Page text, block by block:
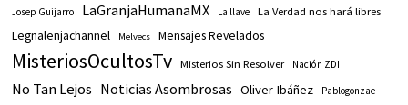
Josep Guijarro LaGranjaHumanaMX La llave La Verdad nos hará libres
Legnalenjachannel Melvecs Mensajes Revelados
MisteriosOcultosTv Misterios Sin Resolver Nación ZDI
No Tan Lejos Noticias Asombrosas Oliver Ibáñez Pablogonzae